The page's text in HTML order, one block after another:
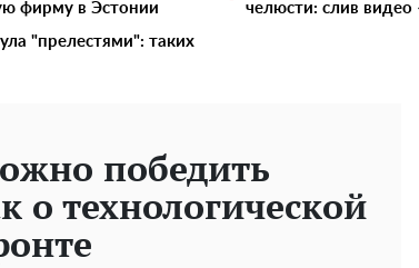
фирму в Эстонии
челюсти: слив
"прелестями": таких
победить
о технологической